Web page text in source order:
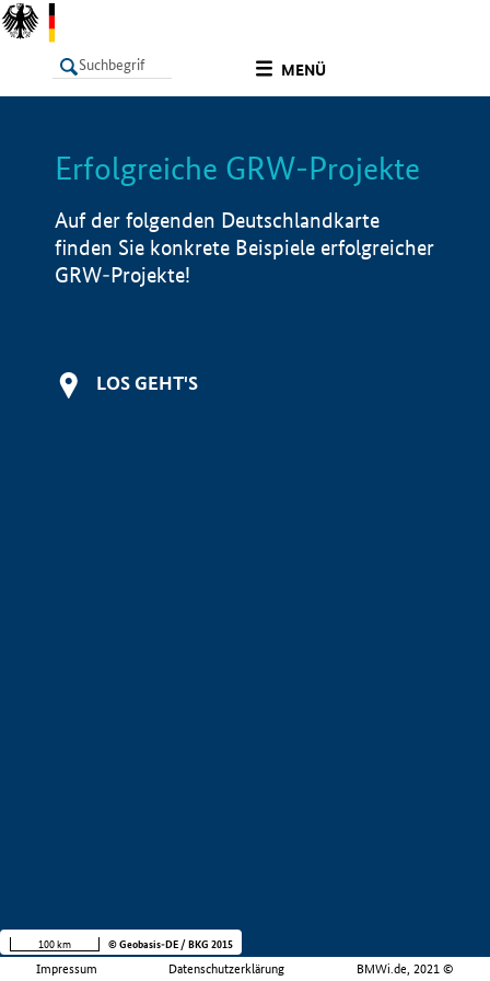
MENÜ
LISTE Info
Erfolgreiche GRW-Projekte
Auf der folgenden Deutschlandkarte
finden Sie konkrete Beispiele erfolgreicher
GRW-Projekte!
LOS GEHT'S
Impressum Datenschutzerklärung BMWi.de, 2021 ©
100 km © Geobasis-DE / BKG 2015